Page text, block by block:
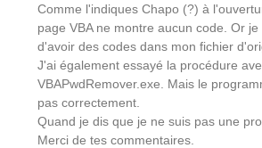
Comme l'indiques Chapo (?) à
page VBA ne montre aucun code. Or
d'avoir des codes dans mon fichier
J'ai également essayé la procédure
VBAPwdRemover.exe. Mais le
pas correctement.
Quand je dis que je ne suis pas une
Merci de tes commentaires.